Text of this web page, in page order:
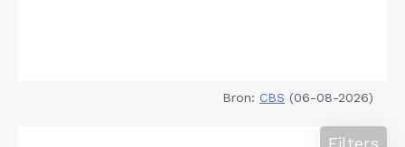
Bron: CBS (06-08-2026)
Filters